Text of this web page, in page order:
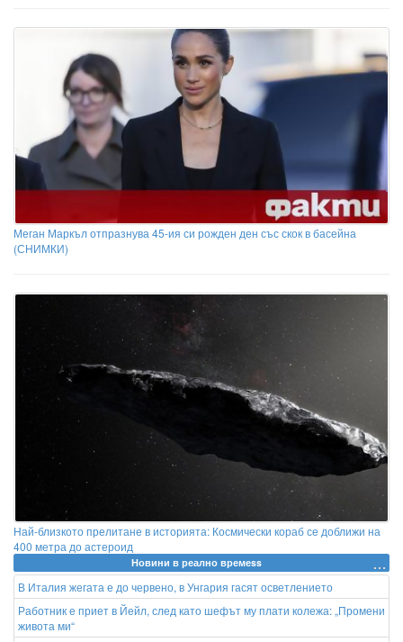
Меган Маркъл отпразнува 45-ия си рожден ден със скок в басейна
(СНИМКИ)
Най-близкото прелитане в историята: Космически кораб се доближи на
400 метра до астероид
Новини в реално времеss
В Италия жегата е до червено, в Унгария гасят осветлението
Работник е приет в Йейл, след като шефът му плати колежа: „Промени
живота ми“